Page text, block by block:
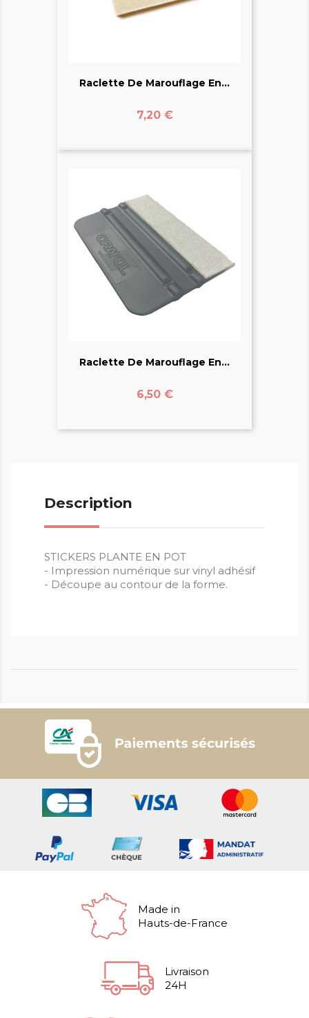
Raclette De Marouflage En...
Prix
7,20 €
Raclette De Marouflage En...
Prix
6,50 €
Description
STICKERS PLANTE EN POT
- Impression numérique sur vinyl adhésif
- Découpe au contour de la forme.
Made in
Hauts-de-France
Livraison
24H